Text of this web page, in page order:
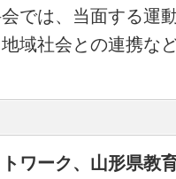
では、当面する運
域社会との連携な
ワーク、山形県教